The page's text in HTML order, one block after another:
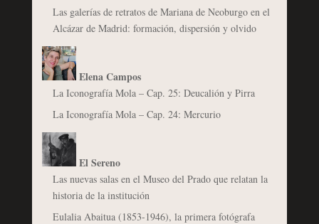
Las galerías de retratos de Mariana de Neoburgo en el
Alcázar de Madrid: formación, dispersión y olvido
Elena Campos
La Iconografía Mola – Cap. 25: Deucalión y Pirra
La Iconografía Mola – Cap. 24: Mercurio
El Sereno
Las nuevas salas en el Museo del Prado que relatan la
historia de la institución
Eulalia Abaitua (1853-1946), la primera fotógrafa